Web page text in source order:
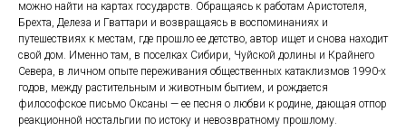
можно найти на картах государств. Обращаясь к работам Аристотеля,
Брехта, Делеза и Гваттари и возвращаясь в воспоминаниях и
путешествиях к местам, где прошло ее детство, автор ищет и снова находит
свой дом. Именно там, в поселках Сибири, Чуйской долины и Крайнего
Севера, в личном опыте переживания общественных катаклизмов 1990-х
годов, между растительным и животным бытием, и рождается
философское письмо Оксаны — ее песня о любви к родине, дающая отпор
реакционной ностальгии по истоку и невозвратному прошлому.